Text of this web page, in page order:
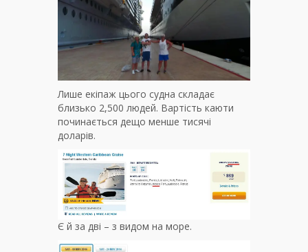
Лише екіпаж цього судна складає
близько 2,500 людей. Вартість каюти
починається дещо менше тисячі
доларів.
Є й за дві – з видом на море.